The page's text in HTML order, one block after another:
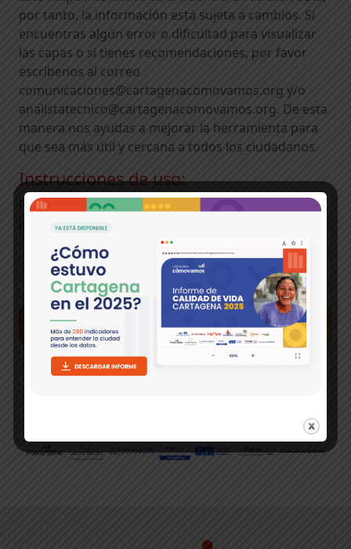
por tanto, la información está sujeta a cambios. Si
encuentras algún error o dificultad para visualizar
las capas o si tienes recomendaciones, por favor
escríbenos al correo
comunicaciones@cartagenacomovamos.org y/o
analistatecnico@cartagenacomovamos.org. De esta
manera nos ayudas a mejorar la herramienta para
que sea más útil y cercana a todos los ciudadanos.
Instrucciones de uso:
Para mejorar tu experiencia en el mapa
interactivo recomendamos:
Navega activando solo una capa a la vez.
Utiliza un computador.
NUESTROS SOCIOS Y ALIADOS